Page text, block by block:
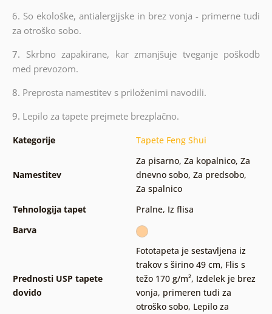
6. So ekološke, antialergijske in brez vonja - primerne tudi
za otroško sobo.
7. Skrbno zapakirane, kar zmanjšuje tveganje poškodb
med prevozom.
8. Preprosta namestitev s priloženimi navodili.
9. Lepilo za tapete prejmete brezplačno.
Kategorije Tapete Feng Shui
Namestitev
Za pisarno, Za kopalnico, Za
dnevno sobo, Za predsobo,
Za spalnico
Tehnologija tapet
Pralne, Iz flisa
Barva
Prednosti USP tapete
dovido
Fototapeta je sestavljena iz
trakov s širino 49 cm, Flis s
težo 170 g/m², Izdelek je brez
vonja, primeren tudi za
otroško sobo, Lepilo za